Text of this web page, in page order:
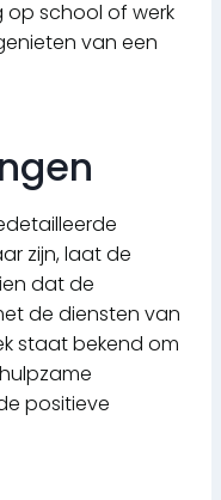
op school of werk
van een
zijn, laat de
dat de
de diensten van
staat bekend om
positieve